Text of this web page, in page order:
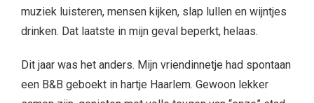
muziek luisteren, mensen kijken, slap lullen en wijntjes
drinken. Dat laatste in mijn geval beperkt, helaas.
Dit jaar was het anders. Mijn vriendinnetje had spontaan
een B&B geboekt in hartje Haarlem. Gewoon lekker